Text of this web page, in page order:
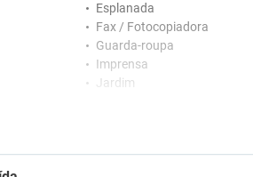
Esplanada
Fax / Fotocopiadora
Guarda-roupa
Imprensa
Jardim
Sala de banquetes e eventos